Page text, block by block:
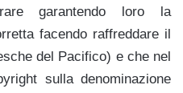
garantendo loro la
facendo raffreddare il
del Pacifico) e che nel
sulla denominazione